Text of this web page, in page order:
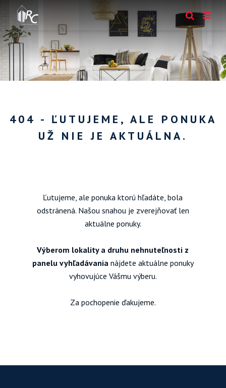
404 - ĽUTUJEME, ALE PONUKA
UŽ NIE JE AKTUÁLNA.
Ľutujeme, ale ponuka ktorú hľadáte, bola
odstránená. Našou snahou je zverejňovať len
aktuálne ponuky.
Výberom lokality a druhu nehnuteľnosti z
panelu vyhľadávanianájdete aktuálne ponuky
vyhovujúce Vášmu výberu.
Za pochopenie ďakujeme.